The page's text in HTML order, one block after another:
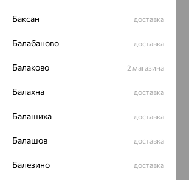
Баксан доставка
Балабаново доставка
Балаково 2 магазина
Балахна доставка
Балашиха доставка
Балашов доставка
Балезино доставка